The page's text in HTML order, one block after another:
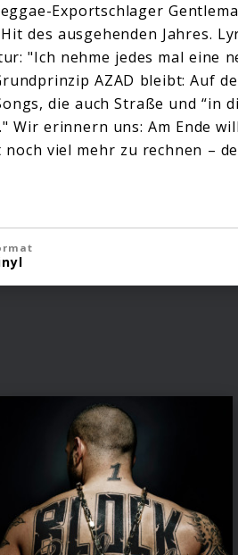
Exportschlager
des ausgehenden Jahres.
"Ich nehme jedes mal eine
AZAD bleibt: Auf
die auch Straße und “in
Wir erinnern uns: Am Ende
viel mehr zu rechnen –